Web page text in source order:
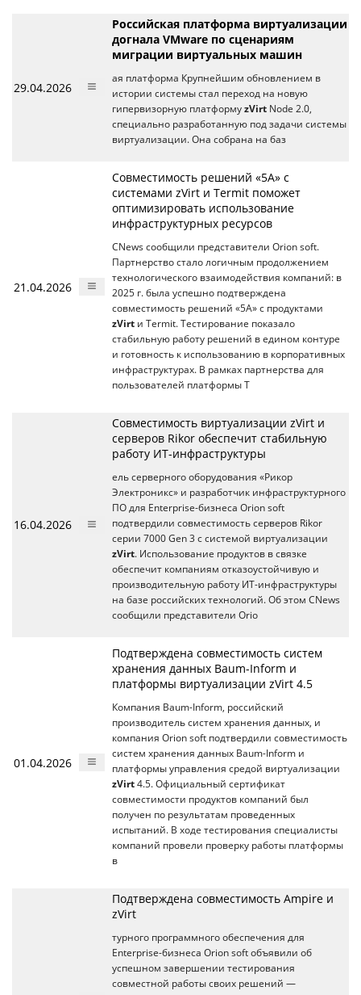
29.04.2026
Российская платформа виртуализации
догнала VMware по сценариям
миграции виртуальных машин
ая платформа Крупнейшим обновлением в
истории системы стал переход на новую
гипервизорную платформу zVirt Node 2.0,
специально разработанную под задачи системы
виртуализации. Она собрана на баз
21.04.2026
Совместимость решений «5А» с
системами zVirt и Termit поможет
оптимизировать использование
инфраструктурных ресурсов
CNews сообщили представители Orion soft.
Партнерство стало логичным продолжением
технологического взаимодействия компаний: в
2025 г. была успешно подтверждена
совместимость решений «5А» с продуктами
zVirt и Termit. Тестирование показало
стабильную работу решений в едином контуре
и готовность к использованию в корпоративных
инфраструктурах. В рамках партнерства для
пользователей платформы T
16.04.2026
Совместимость виртуализации zVirt и
серверов Rikor обеспечит стабильную
работу ИТ-инфраструктуры
ель серверного оборудования «Рикор
Электроникс» и разработчик инфраструктурного
ПО для Enterprise-бизнеса Orion soft
подтвердили совместимость серверов Rikor
серии 7000 Gen 3 с системой виртуализации
zVirt. Использование продуктов в связке
обеспечит компаниям отказоустойчивую и
производительную работу ИТ-инфраструктуры
на базе российских технологий. Об этом CNews
сообщили представители Orio
01.04.2026
Подтверждена совместимость систем
хранения данных Baum-Inform и
платформы виртуализации zVirt 4.5
Компания Baum-Inform, российский
производитель систем хранения данных, и
компания Orion soft подтвердили совместимость
систем хранения данных Baum-Inform и
платформы управления средой виртуализации
zVirt 4.5. Официальный сертификат
совместимости продуктов компаний был
получен по результатам проведенных
испытаний. В ходе тестирования специалисты
компаний провели проверку работы платформы
в
Подтверждена совместимость Ampire и
zVirt
турного программного обеспечения для
Enterprise-бизнеса Orion soft объявили об
успешном завершении тестирования
совместной работы своих решений —